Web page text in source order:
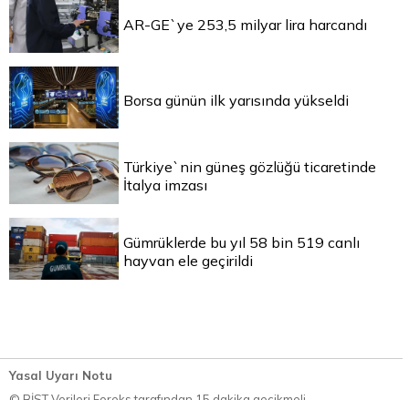
AR-GE`ye 253,5 milyar lira harcandı
Borsa günün ilk yarısında yükseldi
Türkiye`nin güneş gözlüğü ticaretinde
İtalya imzası
Gümrüklerde bu yıl 58 bin 519 canlı
hayvan ele geçirildi
Yasal Uyarı Notu